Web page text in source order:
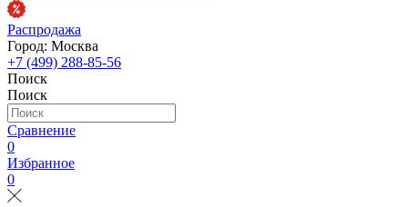
Распродажа
Город: Москва
+7 (499) 288-85-56
Поиск
Поиск
Сравнение
0
Избранное
0